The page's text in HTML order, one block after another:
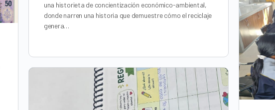
una historieta de concientización económico-ambiental,
donde narren una historia que demuestre cómo el reciclaje
genera…